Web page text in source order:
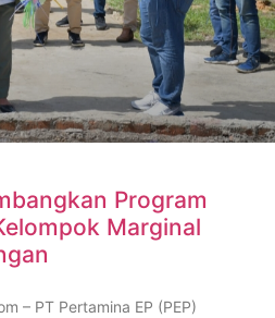
Program
Marginal
– PT Pertamina EP (PEP)